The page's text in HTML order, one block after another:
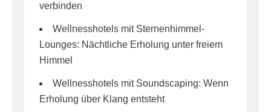
verbinden
Wellnesshotels mit Sternenhimmel-
Lounges: Nächtliche Erholung unter freiem
Himmel
Wellnesshotels mit Soundscaping: Wenn
Erholung über Klang entsteht